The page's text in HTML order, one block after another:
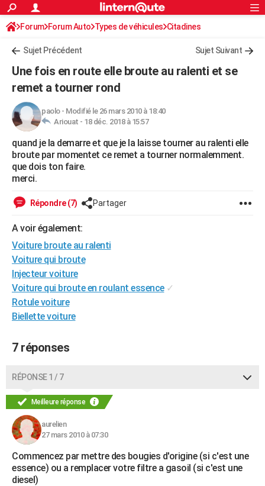
ACTUALITÉS
Politique
Société
Faits Divers
Education
Monde
Villes
+
Programme TV
Streaming
Sorties cinéma
FINANCE
Retraite
Impôts
Epargne
Immobilier
Risques naturels par ville
Banque
Assurance
Crédit
AUTO
Essais
Réserver un essai
Citadines
Berlines
SUV
Forum auto
HIGH-TECH
Mobiles
Meilleur smartphone
Internet
Ordinateurs
Jeux vidéo
Guide high-tech
+BRICOLAGE
Forum
Aménagement intérieur
Extérieur
Cuisine
Salle de bains
Jardinage
Rangement
WEEK-END
Guides de France
Escapades
Patrimoine
Expositions
Musées
Week-end nature
LIFESTYLE
Art de vivre
Bien-être
Loisirs
Mode
Modes de vie
SANTE
Alimentation
Guide de la santé
Maladies
Médicaments
Sommeil
VOYAGE
Destinations
City break
Voyage nature
Voyage de noces
Forum
Climat
+PHOTO
GUIDES D'ACHAT
CARTE DE VOEUX
Carte de Noël
Carte Bonne année
Carte Saint-Valentin
Carte Pâques
Carte d'anniversaire
DICTIONNAIRE
Dictionnaire
Biographies
Citations
Expressions
Proverbes
PROGRAMME TV
COPAINS D'AVANT
S'inscrire
Se connecter
Lycées
Collèges
Primaires
Universités
Entreprises
Service militaire
Avis de recherche
AVIS DE DÉCÈS
FORUM
S'inscrire
Connexion
Forum Forum Auto Types de véhicules Citadines
Sujet Précédent Sujet Suivant
Une fois en route elle broute au ralenti et se
remet a tourner rond
paolo- Modifié le 26 mars 2010 à 18:40
Ariouat - 18 déc. 2018 à 15:57
quand je la demarre et que je la laisse tourner au ralenti elle
broute par momentet ce remet a tourner normalemment.
que dois ton faire.
merci.
Répondre (7) Partager
A voir également:
Voiture broute au ralenti
Voiture qui broute
Injecteur voiture
Voiture qui broute en roulant essence ✓
Rotule voiture
Biellette voiture
7 réponses
RÉPONSE 1 / 7
Meilleure réponse
aurelien
27 mars 2010 à 07:30
Commencez par mettre des bougies d'origine (si c'est une
essence) ou a remplacer votre filtre a gasoil (si c'est une
diesel)